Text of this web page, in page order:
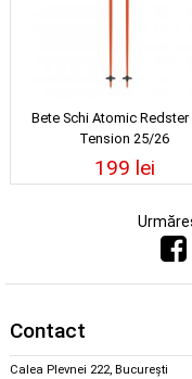
Bete Schi Atomic Redster
Tension 25/26
199 lei
Contact
Calea Plevnei 222, București